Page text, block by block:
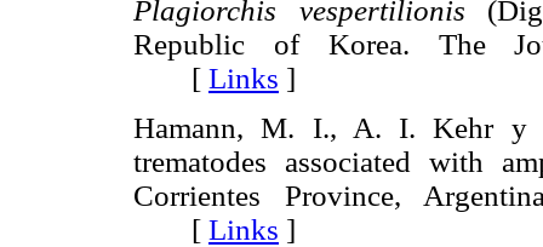
Plagiorchis vespertilionis
Republic of Korea. The
[ Links ]
Hamann, M. I., A. I. Kehr y
trematodes associated with
Corrientes Province,
[ Links ]